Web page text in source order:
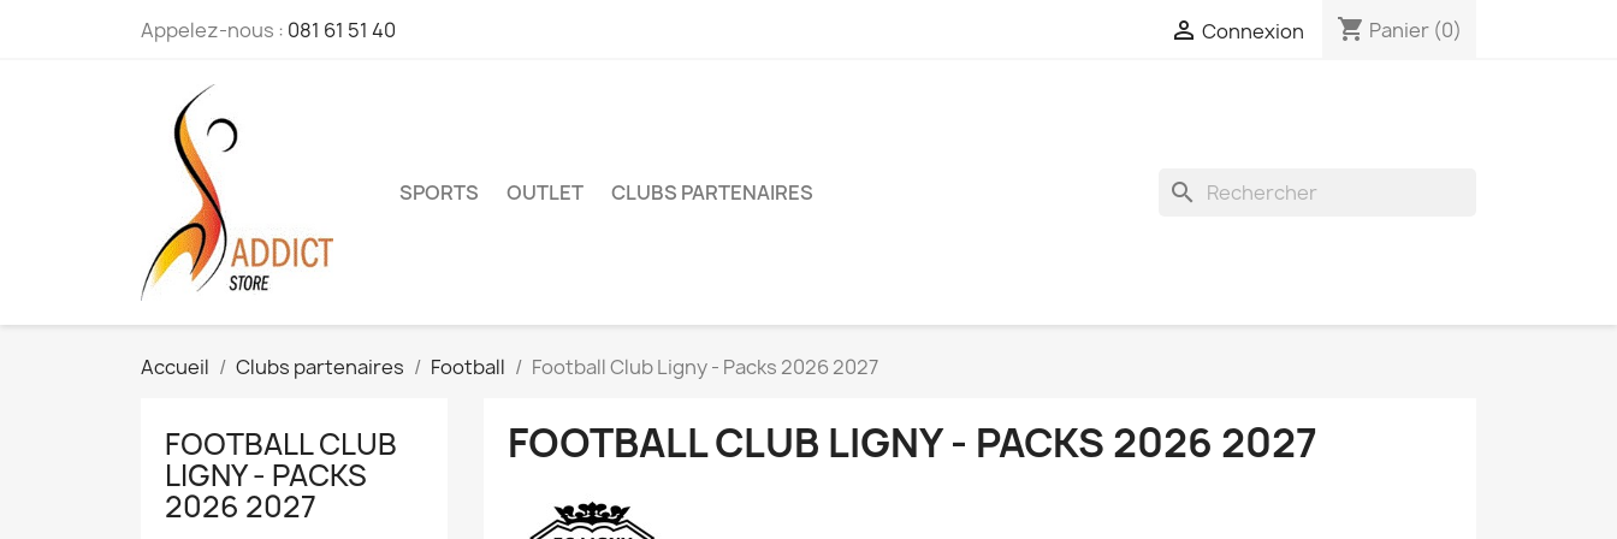
Appelez-nous : 081 61 51 40  Connexion shopping_cart Panier (0)
SPORTS OUTLET CLUBS PARTENAIRES search
Accueil Clubs partenaires Football Football Club Ligny - Packs 2026 2027
FOOTBALL CLUB
LIGNY - PACKS
2026 2027
FOOTBALL CLUB LIGNY - PACKS 2026 2027